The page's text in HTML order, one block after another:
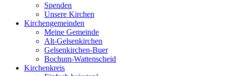
Spenden
Unsere Kirchen
Kirchengemeinden
Meine Gemeinde
Alt-Gelsenkirchen
Gelsenkirchen-Buer
Bochum-Wattenscheid
Kirchenkreis